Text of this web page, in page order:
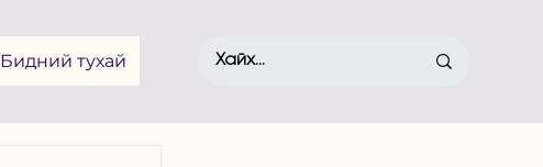
Бидний тухай